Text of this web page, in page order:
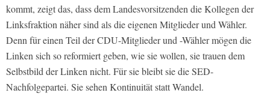
kommt, zeigt das, dass dem Landesvorsitzenden die Kollegen der
Linksfraktion näher sind als die eigenen Mitglieder und Wähler.
Denn für einen Teil der CDU-Mitglieder und -Wähler mögen die
Linken sich so reformiert geben, wie sie wollen, sie trauen dem
Selbstbild der Linken nicht. Für sie bleibt sie die SED-
Nachfolgepartei. Sie sehen Kontinuität statt Wandel.